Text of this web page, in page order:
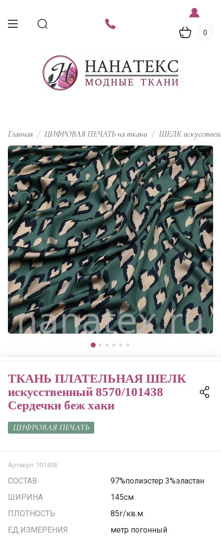
0
Главная / ЦИФРОВАЯ ПЕЧАТЬ на ткани / ШЕЛК
ТКАНЬ ПЛАТЕЛЬНАЯ ШЕЛК
искусственный 8570/101438
Сердечки беж хаки
ЦИФРОВАЯ ПЕЧАТЬ
Артикул: 101438
СОСТАВ
97%полиэстер 3%эластан
ШИРИНА
145см
ПЛОТНОСТЬ
85г/кв.м
ЕД.ИЗМЕРЕНИЯ
метр погонный